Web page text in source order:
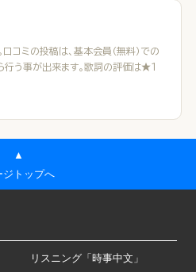
コミの投稿は、基本会員（無料）での
行う事が出来ます。歌詞の評価は★１
▲
ジトップへ
リスニング「時事中文」